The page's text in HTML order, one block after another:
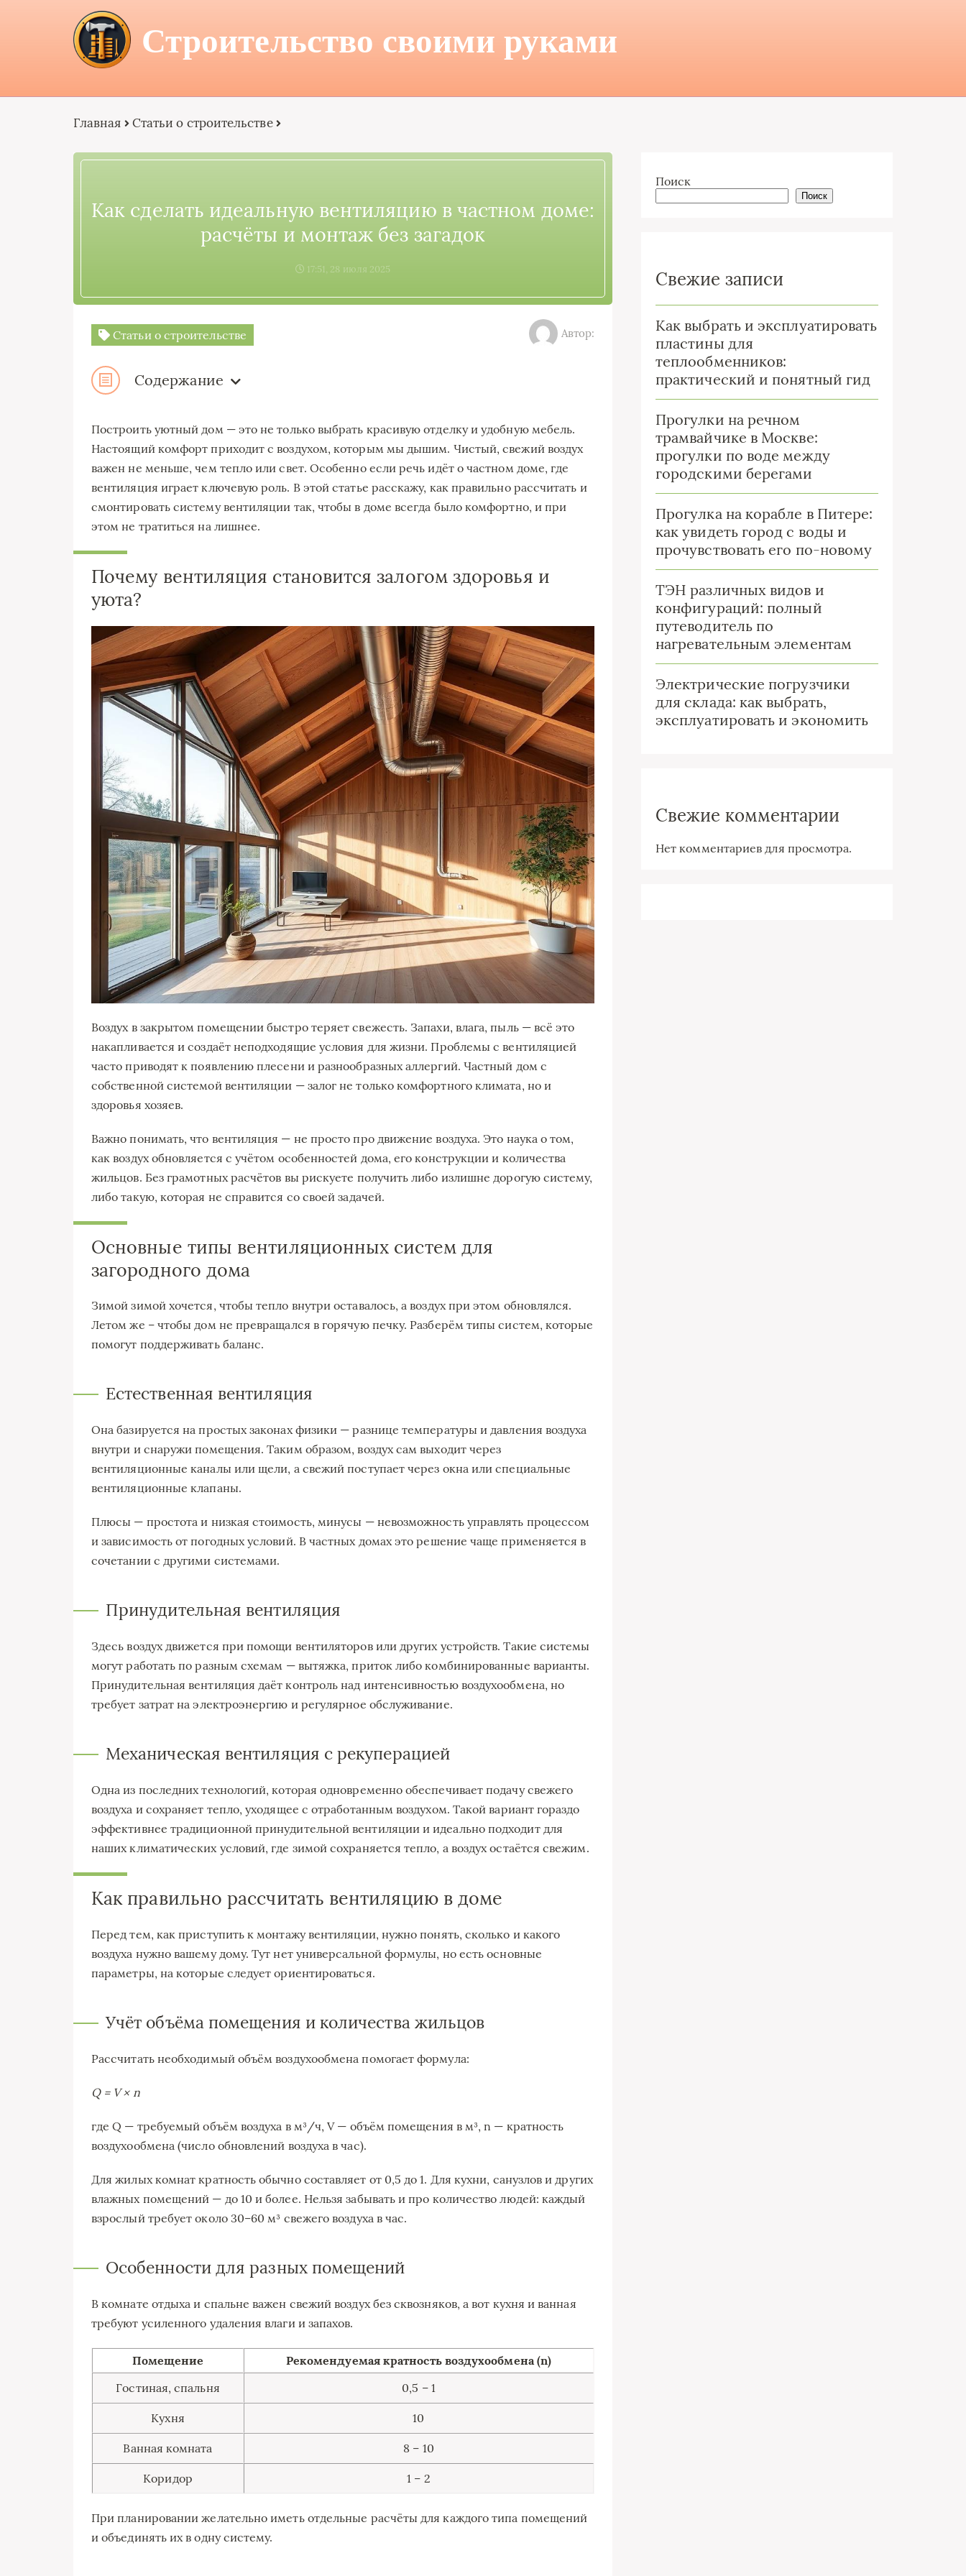
Строительство своими руками
Главная Статьи о строительстве
Как сделать идеальную вентиляцию в частном доме:
расчёты и монтаж без загадок
17:51, 28 июля 2025
Статьи о строительстве Автор:
Содержание
Построить уютный дом — это не только выбрать красивую отделку и удобную мебель.
Настоящий комфорт приходит с воздухом, которым мы дышим. Чистый, свежий воздух
важен не меньше, чем тепло или свет. Особенно если речь идёт о частном доме, где
вентиляция играет ключевую роль. В этой статье расскажу, как правильно рассчитать и
смонтировать систему вентиляции так, чтобы в доме всегда было комфортно, и при
этом не тратиться на лишнее.
Почему вентиляция становится залогом здоровья и
уюта?
Воздух в закрытом помещении быстро теряет свежесть. Запахи, влага, пыль — всё это
накапливается и создаёт неподходящие условия для жизни. Проблемы с вентиляцией
часто приводят к появлению плесени и разнообразных аллергий. Частный дом с
собственной системой вентиляции — залог не только комфортного климата, но и
здоровья хозяев.
Важно понимать, что вентиляция — не просто про движение воздуха. Это наука о том,
как воздух обновляется с учётом особенностей дома, его конструкции и количества
жильцов. Без грамотных расчётов вы рискуете получить либо излишне дорогую систему,
либо такую, которая не справится со своей задачей.
Основные типы вентиляционных систем для
загородного дома
Зимой зимой хочется, чтобы тепло внутри оставалось, а воздух при этом обновлялся.
Летом же – чтобы дом не превращался в горячую печку. Разберём типы систем, которые
помогут поддерживать баланс.
Естественная вентиляция
Она базируется на простых законах физики — разнице температуры и давления воздуха
внутри и снаружи помещения. Таким образом, воздух сам выходит через
вентиляционные каналы или щели, а свежий поступает через окна или специальные
вентиляционные клапаны.
Плюсы — простота и низкая стоимость, минусы — невозможность управлять процессом
и зависимость от погодных условий. В частных домах это решение чаще применяется в
сочетании с другими системами.
Принудительная вентиляция
Здесь воздух движется при помощи вентиляторов или других устройств. Такие системы
могут работать по разным схемам — вытяжка, приток либо комбинированные варианты.
Принудительная вентиляция даёт контроль над интенсивностью воздухообмена, но
требует затрат на электроэнергию и регулярное обслуживание.
Механическая вентиляция с рекуперацией
Одна из последних технологий, которая одновременно обеспечивает подачу свежего
воздуха и сохраняет тепло, уходящее с отработанным воздухом. Такой вариант гораздо
эффективнее традиционной принудительной вентиляции и идеально подходит для
наших климатических условий, где зимой сохраняется тепло, а воздух остаётся свежим.
Как правильно рассчитать вентиляцию в доме
Перед тем, как приступить к монтажу вентиляции, нужно понять, сколько и какого
воздуха нужно вашему дому. Тут нет универсальной формулы, но есть основные
параметры, на которые следует ориентироваться.
Учёт объёма помещения и количества жильцов
Рассчитать необходимый объём воздухообмена помогает формула:
Q = V × n
где Q — требуемый объём воздуха в м³/ч, V — объём помещения в м³, n — кратность
воздухообмена (число обновлений воздуха в час).
Для жилых комнат кратность обычно составляет от 0,5 до 1. Для кухни, санузлов и других
влажных помещений — до 10 и более. Нельзя забывать и про количество людей: каждый
взрослый требует около 30–60 м³ свежего воздуха в час.
Особенности для разных помещений
В комнате отдыха и спальне важен свежий воздух без сквозняков, а вот кухня и ванная
требуют усиленного удаления влаги и запахов.
Помещение
Рекомендуемая кратность воздухообмена (n)
Гостиная, спальня
0,5 – 1
Кухня 10
Ванная комната 8 – 10
Коридор 1 – 2
При планировании желательно иметь отдельные расчёты для каждого типа помещений
и объединять их в одну систему.
Поиск
Поиск
Свежие записи
Как выбрать и эксплуатировать
пластины для
теплообменников:
практический и понятный гид
Прогулки на речном
трамвайчике в Москве:
прогулки по воде между
городскими берегами
Прогулка на корабле в Питере:
как увидеть город с воды и
прочувствовать его по-новому
ТЭН различных видов и
конфигураций: полный
путеводитель по
нагревательным элементам
Электрические погрузчики
для склада: как выбрать,
эксплуатировать и экономить
Свежие комментарии
Нет комментариев для просмотра.